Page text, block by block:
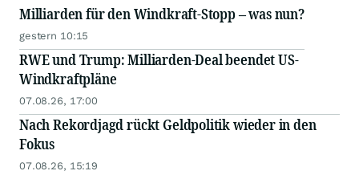
Milliarden für den Windkraft-Stopp – was nun?
gestern 10:15
RWE und Trump: Milliarden-Deal beendet US-
Windkraftpläne
07.08.26, 17:00
Nach Rekordjagd rückt Geldpolitik wieder in den
Fokus
07.08.26, 15:19